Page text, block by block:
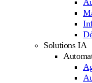
Solutions IA